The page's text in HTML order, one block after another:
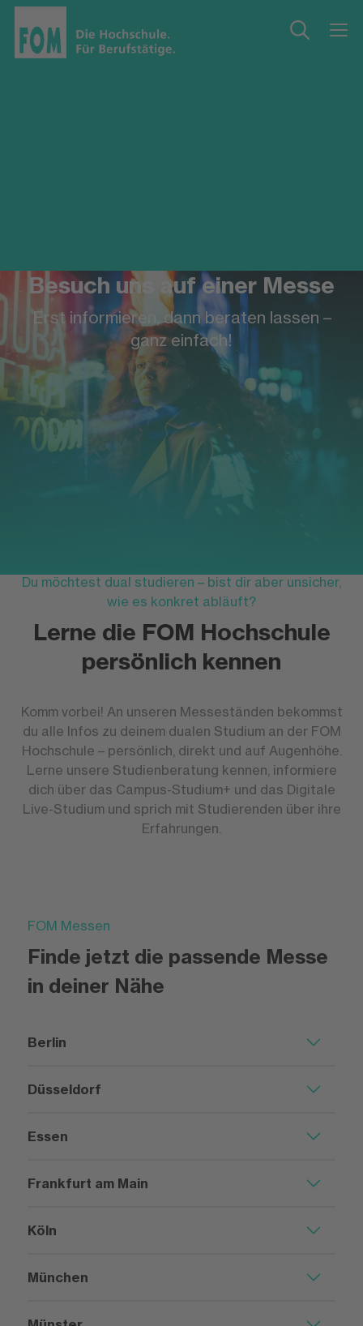
Besuch uns auf einer Messe
Erst informieren, dann beraten lassen –
ganz einfach!
Du möchtest dual studieren – bist dir aber unsicher,
wie es konkret abläuft?
Lerne die FOM Hochschule
persönlich kennen
Komm vorbei! An unseren Messeständen bekommst
du alle Infos zu deinem dualen Studium an der FOM
Hochschule – persönlich, direkt und auf Augenhöhe.
Lerne unsere Studienberatung kennen, informiere
dich über das Campus-Studium+ und das Digitale
Live-Studium und sprich mit Studierenden über ihre
Erfahrungen.
FOM Messen
Finde jetzt die passende Messe
in deiner Nähe
Berlin
Düsseldorf
Essen
Frankfurt am Main
Köln
München